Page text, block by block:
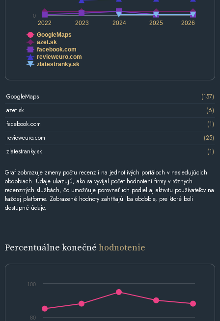
2022 2024 2026
2023 2025
0
GoogleMaps
azet.sk
facebook.com
revieweuro.com
zlatestranky.sk
GoogleMaps
(157)
azet.sk
(6)
facebook.com
(1)
revieweuro.com
(25)
zlatestranky.sk
(1)
Graf zobrazuje zmeny počtu recenzií na jednotlivých portáloch v nasledujúcich
obdobiach. Údaje ukazujú, ako sa vyvíjal počet hodnotení firmy v rôznych
recenzných službách, čo umožňuje porovnať ich podiel aj aktivitu používateľov na
každej platforme. Zobrazené hodnoty zahŕňajú iba obdobie, pre ktoré boli
dostupné údaje.
Percentuálne konečné hodnotenie
80
100